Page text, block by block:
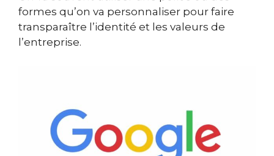
formes qu’on va personnaliser pour faire
transparaître l’identité et les valeurs de
l’entreprise.